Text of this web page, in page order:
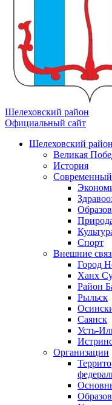
Шелеховский район
Официальный сайт
Шелеховский район
Великая
История
Спорт
Внешние
Город
Ханх
Район
Рыльск
Саянск
Усть-
Организации